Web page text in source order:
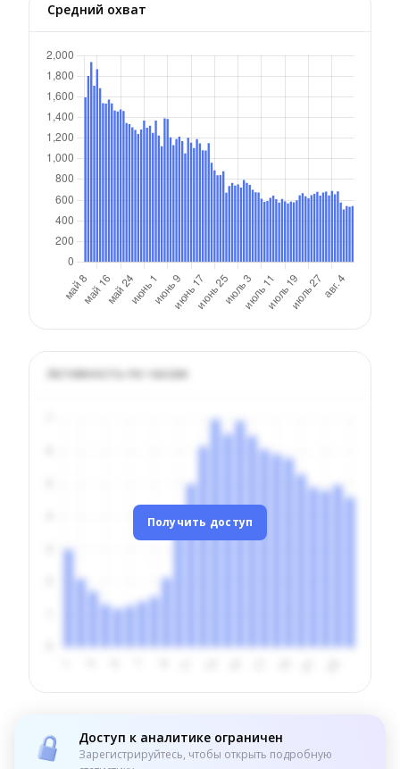
Средний охват
Активность по часам
Получить доступ
Доступ к аналитике ограничен
Зарегистрируйтесь, чтобы открыть подробную